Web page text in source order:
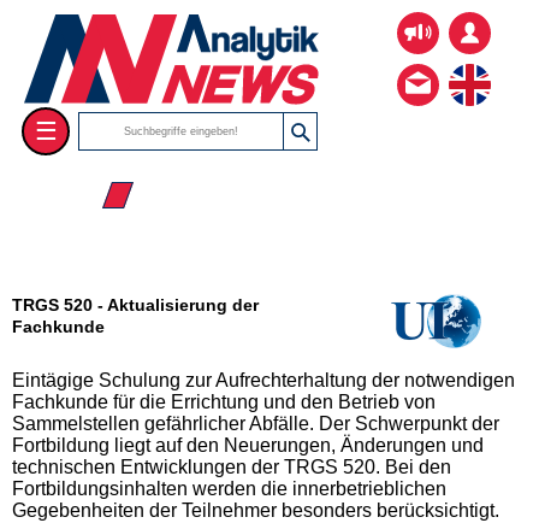
☰
☰ 2026
TRGS 520 - Aktualisierung der
Fachkunde
Eintägige Schulung zur Aufrechterhaltung der notwendigen
Fachkunde für die Errichtung und den Betrieb von
Sammelstellen gefährlicher Abfälle. Der Schwerpunkt der
Fortbildung liegt auf den Neuerungen, Änderungen und
technischen Entwicklungen der TRGS 520. Bei den
Fortbildungsinhalten werden die innerbetrieblichen
Gegebenheiten der Teilnehmer besonders berücksichtigt.